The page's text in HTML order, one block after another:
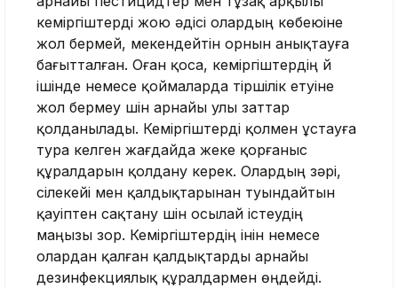
кеміргіштерді жою әдісі олардың көбеюіне
жол бермей, мекендейтін орнын анықтауға
бағытталған. Оған қоса, кеміргіштердің үй
ішінде немесе қоймаларда тіршілік етуіне
жол бермеу үшін арнайы улы заттар
қолданылады. Кеміргіштерді қолмен ұстауға
тура келген жағдайда жеке қорғаныс
құралдарын қолдану керек. Олардың зәрі,
сілекейі мен қалдықтарынан туындайтын
қауіптен сақтану үшін осылай істеудің
маңызы зор. Кеміргіштердің інін немесе
олардан қалған қалдықтарды арнайы
дезинфекциялық құралдармен өңдейді.